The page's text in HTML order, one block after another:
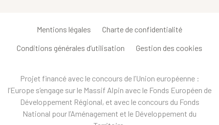
Mentions légales Charte de confidentialité
Conditions générales d’utilisation Gestion des cookies
Projet financé avec le concours de l’Union européenne :
l’Europe s’engage sur le Massif Alpin avec le Fonds Européen de
Développement Régional, et avec le concours du Fonds
National pour l’Aménagement et le Développement du